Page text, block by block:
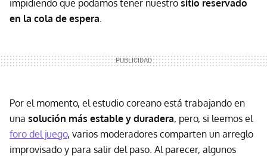
impidiendo que podamos tener nuestro sitio reservado
en la cola de espera
Por el momento, el estudio coreano está trabajando en
una solución más estable y duradera, pero, si leemos el
foro del juego, varios moderadores comparten un arreglo
improvisado y para salir del paso. Al parecer, algunos